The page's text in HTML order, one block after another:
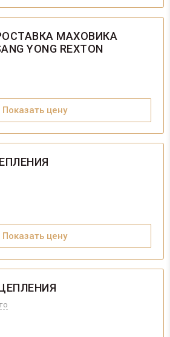
МАХОВИКА
YONG REXTON
Показать цену
Показать цену